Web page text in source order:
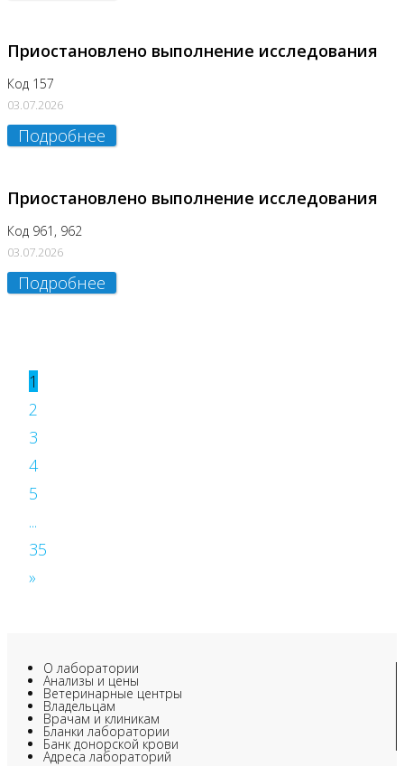
Приостановлено выполнение исследования
Код 157
03.07.2026
Подробнее
Приостановлено выполнение исследования
Код 961, 962
03.07.2026
Подробнее
1
2
3
4
5
...
35
»
О лаборатории
Анализы и цены
Ветеринарные центры
Владельцам
Врачам и клиникам
Бланки лаборатории
Банк донорской крови
Адреса лабораторий